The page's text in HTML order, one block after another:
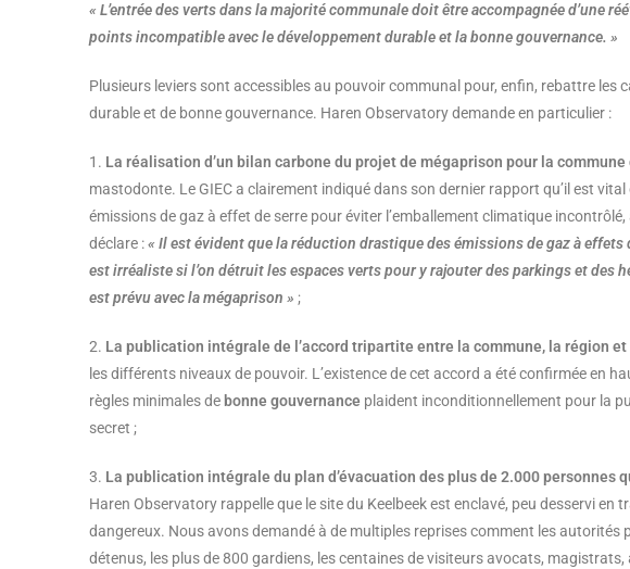
« L’entrée des verts dans la majorité communale doit être accompagnée d’une
points incompatible avec le développement durable et la bonne gouvernance. »
Plusieurs leviers sont accessibles au pouvoir communal pour, enfin, rebattre les
durable et de bonne gouvernance. Haren Observatory demande en particulier :
1. La réalisation d’un bilan carbone du projet de mégaprison pour la
mastodonte. Le GIEC a clairement indiqué dans son dernier rapport qu’il est
émissions de gaz à effet de serre pour éviter l’emballement climatique
déclare :« Il est évident que la réduction drastique des émissions de gaz à
est irréaliste si l’on détruit les espaces verts pour y rajouter des parkings et des
est prévu avec la mégaprison » ;
2. La publication intégrale de l’accord tripartite entre la commune, la région
les différents niveaux de pouvoir. L’existence de cet accord a été confirmée en
règles minimales de bonne gouvernance plaident inconditionnellement pour la
secret ;
3. La publication intégrale du plan d’évacuation des plus de 2.000 personnes
Haren Observatory rappelle que le site du Keelbeek est enclavé, peu desservi
dangereux. Nous avons demandé à de multiples reprises comment les autorités
détenus, les plus de 800 gardiens, les centaines de visiteurs avocats,